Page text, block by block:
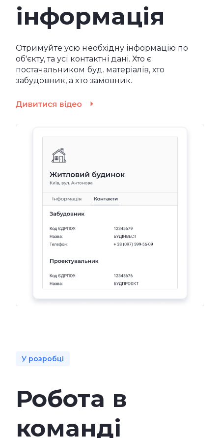
інформація
Отримуйте усю необхідну інформацію по
об'єкту, та усі контактні дані. Хто є
постачальником буд. матеріалів, хто
забудовник, а хто замовник.
У розробці
Робота в
команді